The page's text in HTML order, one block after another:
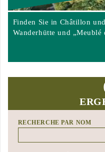
Finden Sie in Châtillon
Wanderhütte und „Meublé
RECHERCHE PAR NOM